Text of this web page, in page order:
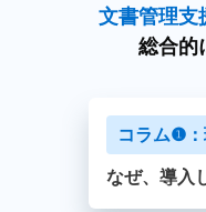
文書管理支
総合的
コラム❶
なぜ、導入